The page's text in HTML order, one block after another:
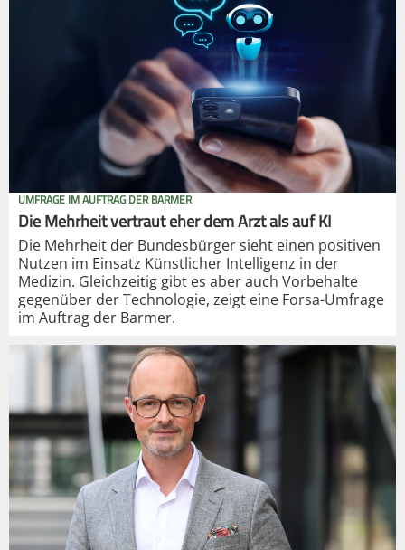
UMFRAGE IM AUFTRAG DER BARMER
Die Mehrheit vertraut eher dem Arzt als auf KI
Die Mehrheit der Bundesbürger sieht einen positiven
Nutzen im Einsatz Künstlicher Intelligenz in der
Medizin. Gleichzeitig gibt es aber auch Vorbehalte
gegenüber der Technologie, zeigt eine Forsa-Umfrage
im Auftrag der Barmer.